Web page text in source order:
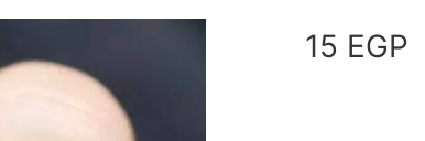
15 EGP